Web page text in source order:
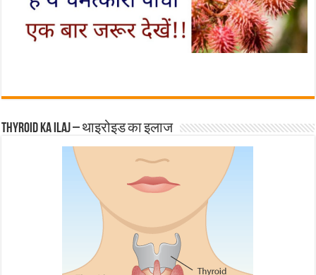
Thyroid ka ilaj – थाइरोइड का इलाज